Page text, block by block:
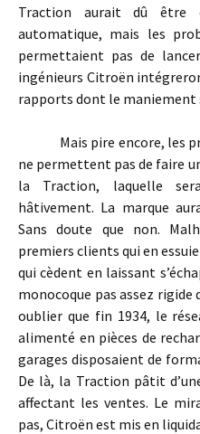
Traction aurait dû être
automatique, mais les
permettaient pas de
ingénieurs Citroën
rapports dont le maniement
Mais pire encore, les
ne permettent pas de faire
la Traction, laquelle
hâtivement. La marque
Sans doute que non.
premiers clients qui en
qui cèdent en laissant
monocoque pas assez rigide
oublier que fin 1934, le
alimenté en pièces de
garages disposaient de
De là, la Traction pâtit
affectant les ventes. Le
pas, Citroën est mis en